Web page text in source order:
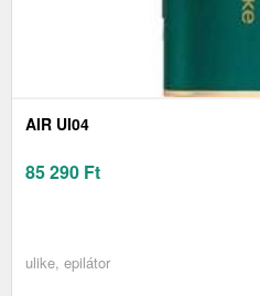
AIR UI04
85 290 Ft
ulike, epilátor